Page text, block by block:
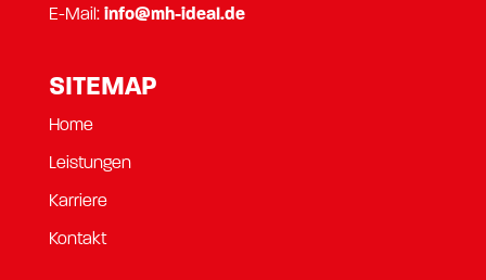
E-Mail: info@mh-ideal.de
SITEMAP
Home
Leistungen
Karriere
Kontakt